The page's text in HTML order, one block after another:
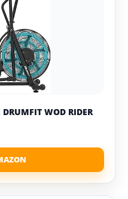
DRUMFIT WOD RIDER